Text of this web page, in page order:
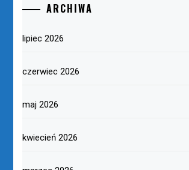
ARCHIWA
lipiec 2026
czerwiec 2026
maj 2026
kwiecień 2026